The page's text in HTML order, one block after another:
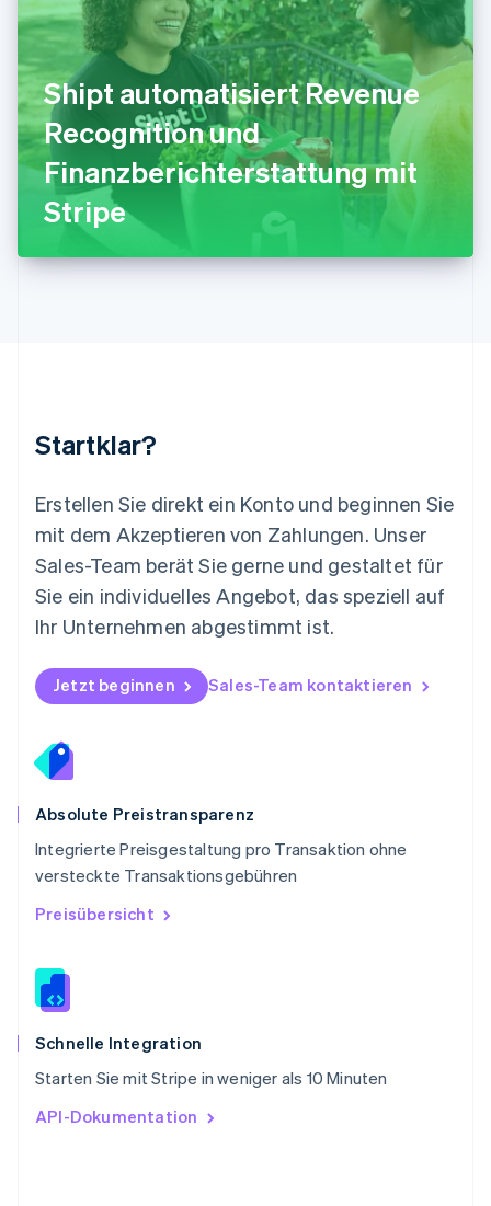
Shipt automatisiert Revenue
Recognition und
Finanzberichterstattung mit
Stripe
Startklar?
Erstellen Sie direkt ein Konto und beginnen Sie
mit dem Akzeptieren von Zahlungen. Unser
Sales-Team berät Sie gerne und gestaltet für
Sie ein individuelles Angebot, das speziell auf
Ihr Unternehmen abgestimmt ist.
Jetzt beginnen Sales-Team kontaktieren
Absolute Preistransparenz
Integrierte Preisgestaltung pro Transaktion ohne
versteckte Transaktionsgebühren
Preisübersicht
Schnelle Integration
Starten Sie mit Stripe in weniger als 10 Minuten
API-Dokumentation
Kroatien
English Italiano
Lettland
English
Liechtenstein
English
Litauen
Luxemburg
FrançaisDeutsch
Malaysia
Malta
Nederlands English
Norwegen
Österreich
Polen
English
Portugal
Português English
Rumänien
Schweden
Svenska English
Deutsch
Singapur
English
Slowakei
Slowenien
EnglishItaliano
Sonderverwaltungsregion Hongkong,
Spanien
Thailand
ไทยEnglish
English
English